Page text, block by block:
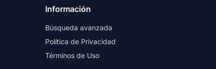
Información
Búsqueda avanzada
Política de Privacidad
Términos de Uso